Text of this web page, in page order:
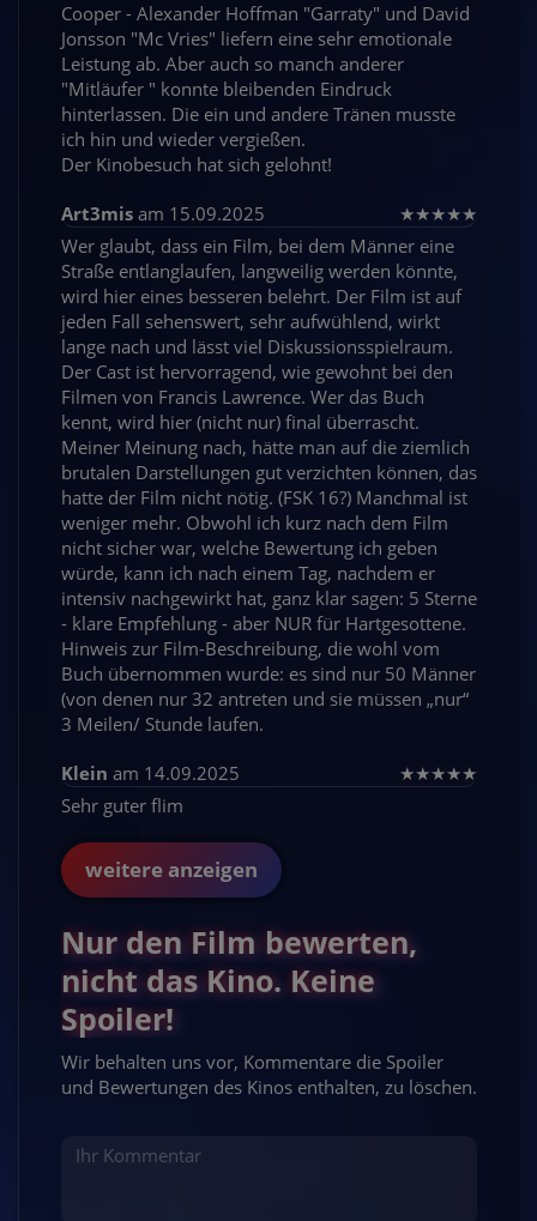
Cooper - Alexander Hoffman "Garraty" und David
Jonsson "Mc Vries" liefern eine sehr emotionale
Leistung ab. Aber auch so manch anderer
"Mitläufer " konnte bleibenden Eindruck
hinterlassen. Die ein und andere Tränen musste
ich hin und wieder vergießen.
Der Kinobesuch hat sich gelohnt!
Art3mis am 15.09.2025 ★★★★★
Wer glaubt, dass ein Film, bei dem Männer eine
Straße entlanglaufen, langweilig werden könnte,
wird hier eines besseren belehrt. Der Film ist auf
jeden Fall sehenswert, sehr aufwühlend, wirkt
lange nach und lässt viel Diskussionsspielraum.
Der Cast ist hervorragend, wie gewohnt bei den
Filmen von Francis Lawrence. Wer das Buch
kennt, wird hier (nicht nur) final überrascht.
Meiner Meinung nach, hätte man auf die ziemlich
brutalen Darstellungen gut verzichten können, das
hatte der Film nicht nötig. (FSK 16?) Manchmal ist
weniger mehr. Obwohl ich kurz nach dem Film
nicht sicher war, welche Bewertung ich geben
würde, kann ich nach einem Tag, nachdem er
intensiv nachgewirkt hat, ganz klar sagen: 5 Sterne
- klare Empfehlung - aber NUR für Hartgesottene.
Hinweis zur Film-Beschreibung, die wohl vom
Buch übernommen wurde: es sind nur 50 Männer
(von denen nur 32 antreten und sie müssen „nur“
3 Meilen/ Stunde laufen.
Klein am 14.09.2025 ★★★★★
Sehr guter flim
weitere anzeigen
Nur den Film bewerten,
nicht das Kino. Keine
Spoiler!
Wir behalten uns vor, Kommentare die Spoiler
und Bewertungen des Kinos enthalten, zu löschen.